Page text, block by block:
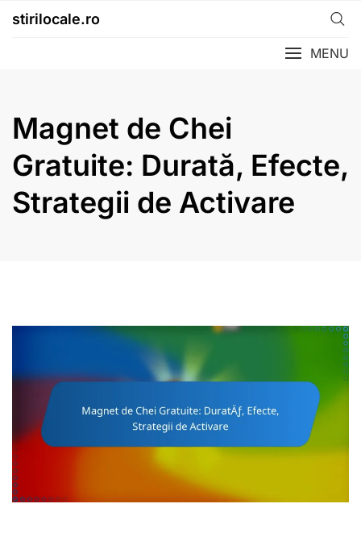
stirilocale.ro
MENU
Magnet de Chei
Gratuite: Durată, Efecte,
Strategii de Activare